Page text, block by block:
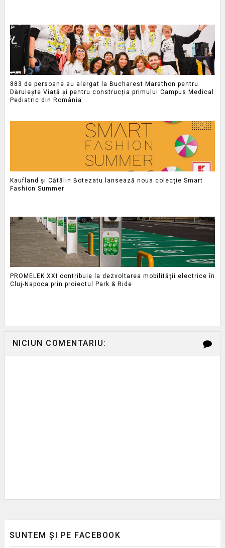
883 de persoane au alergat la Bucharest Marathon pentru
Dăruiește Viață și pentru construcția primului Campus Medical
Pediatric din România
Kaufland și Cătălin Botezatu lansează noua colecție Smart
Fashion Summer
PROMELEK XXI contribuie la dezvoltarea mobilității electrice în
Cluj-Napoca prin proiectul Park & Ride
NICIUN COMENTARIU:
SUNTEM ȘI PE FACEBOOK